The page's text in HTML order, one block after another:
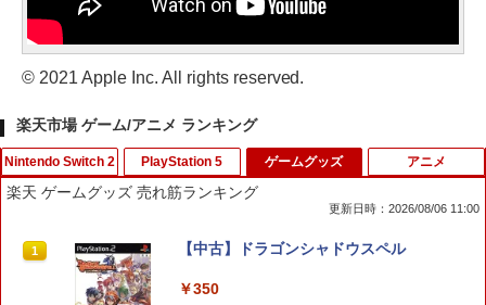
© 2021 Apple Inc. All rights reserved.
楽天市場 ゲーム/アニメ ランキング
Nintendo Switch 2
1
Switch2 冷却ファン Nintendo switch 2
ベース 冷却スタンド クーリングファン
PlayStation 5
1
【中古】【18歳以上対象】Saints Row
ン5ソフト／アクション・ゲーム
ゲームグッズ
楽天 ゲームグッズ 売れ筋ランキング
更新日時：2026/08/06 11:00
1 【中古】ドラゴンシャドウスペル
￥350
アニメ